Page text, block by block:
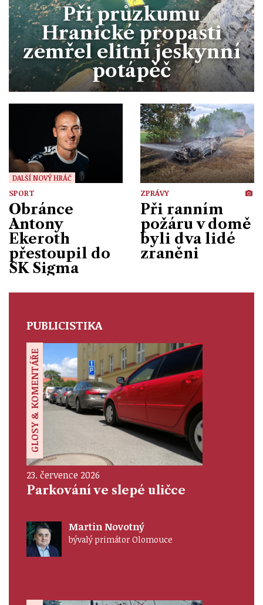
Kraj
Krimi
Kultura
Společnost
Sport
Divadlo
Výstavy
Osobnosti
Film
Zábava
Akce v regionu
Zajímavosti
Fotbal
Hokej
Atletika
Cyklistika
Motosport
Ostatní
Publicistika
Ankety
Glosy & Komentáře
Při průzkumu
Hranické propasti
zemřel elitní jeskynní
potápěč
ZPRÁVY
DALŠÍ NOVÝ HRÁČ
SPORT
Obránce
Antony
Ekeroth
přestoupil do
SK Sigma
ZPRÁVY
Při ranním
požáru v domě
byli dva lidé
zraněni
PUBLICISTIKA
GLOSY & KOMENTÁŘE
23. července 2026
Parkování ve slepé uličce
Martin Novotný
bývalý primátor Olomouce